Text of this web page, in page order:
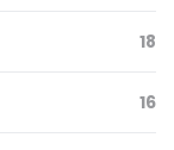
18
16